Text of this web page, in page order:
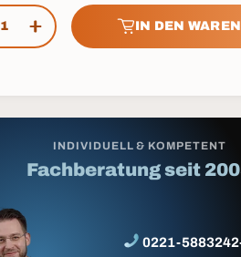
VERRINGERN
MENGE ERHÖHENIN DEN
INDIVIDUELL & KOMPETENT
Fachberatung seit
0221-